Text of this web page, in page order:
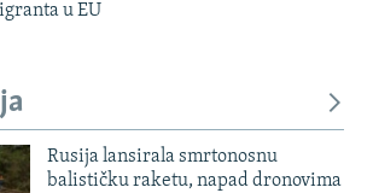
u EU
Rusija lansirala smrtonosnu
balističku raketu, napad dronovima